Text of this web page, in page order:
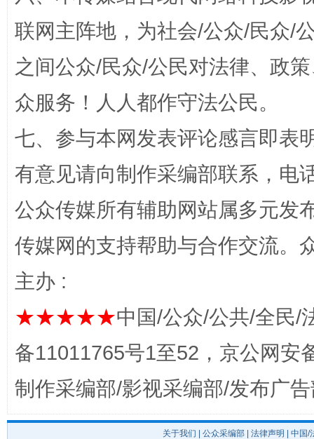
完善运行机制助力责任有效落实
公平竞争审查“十大案例”出炉！ 一纸欠
联网主阵地，为社会/公众/民众/
之间公众/民众/公民对法律、政
众服务！人人都作守法公民。
七、参与本网发表评论感言即表
有意见请向制作采编部联系，电
公众传媒所有辅助网站属多元发
传媒网的支持帮助与合作交流。
主办 :
★★★★★中国/公众/公共/全民/
备11011765号1至52，京公网安
制作采编部/影视采编部/发布广
关于我们 公众采编部 法律声明 | 中国